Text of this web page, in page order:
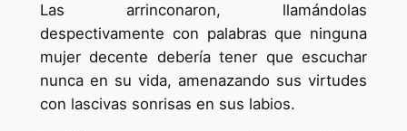
Las arrinconaron, llamándolas
despectivamente con palabras que ninguna
mujer decente debería tener que escuchar
nunca en su vida, amenazando sus virtudes
con lascivas sonrisas en sus labios.